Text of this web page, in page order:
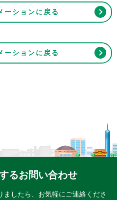
ーションに戻る
ーションに戻る
るお問い合わせ
したら、 お気軽にご連絡くださ